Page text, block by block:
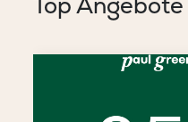
Top Angebote